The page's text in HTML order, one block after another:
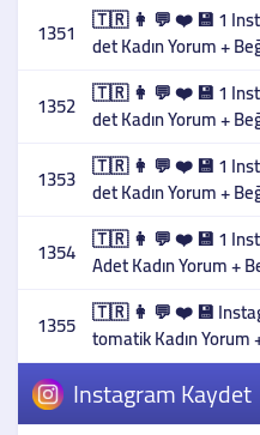
1351 🇹🇷 👩 💬 ❤️ 💾 1
det Kadın Yorum +
1352 🇹🇷 👩 💬 ❤️ 💾 1
det Kadın Yorum +
1353 🇹🇷 👩 💬 ❤️ 💾 1
det Kadın Yorum +
1354 🇹🇷 👩 💬 ❤️ 💾 1
Adet Kadın Yorum +
1355 🇹🇷 👩 💬 ❤️ 💾
tomatik Kadın Yorum
Instagram Kaydet